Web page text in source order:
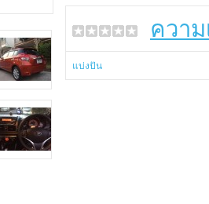
ควา
แบ่งปัน